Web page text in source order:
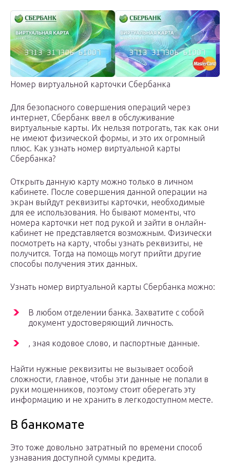
Номер виртуальной карточки Сбербанка
Для безопасного совершения операций через
интернет, Сбербанк ввел в обслуживание
виртуальные карты. Их нельзя потрогать, так как они
не имеют физической формы, и это их огромный
плюс. Как узнать номер виртуальной карты
Сбербанка?
Открыть данную карту можно только в личном
кабинете. После совершения данной операции на
экран выйдут реквизиты карточки, необходимые
для ее использования. Но бывают моменты, что
номера карточки нет под рукой и зайти в онлайн-
кабинет не представляется возможным. Физически
посмотреть на карту, чтобы узнать реквизиты, не
получится. Тогда на помощь могут прийти другие
способы получения этих данных.
Узнать номер виртуальной карты Сбербанка можно:
В любом отделении банка. Захватите с собой
документ удостоверяющий личность.
, зная кодовое слово, и паспортные данные.
Найти нужные реквизиты не вызывает особой
сложности, главное, чтобы эти данные не попали в
руки мошенников, поэтому стоит оберегать эту
информацию и не хранить в легкодоступном месте.
В банкомате
Это тоже довольно затратный по времени способ
узнавания доступной суммы кредита.